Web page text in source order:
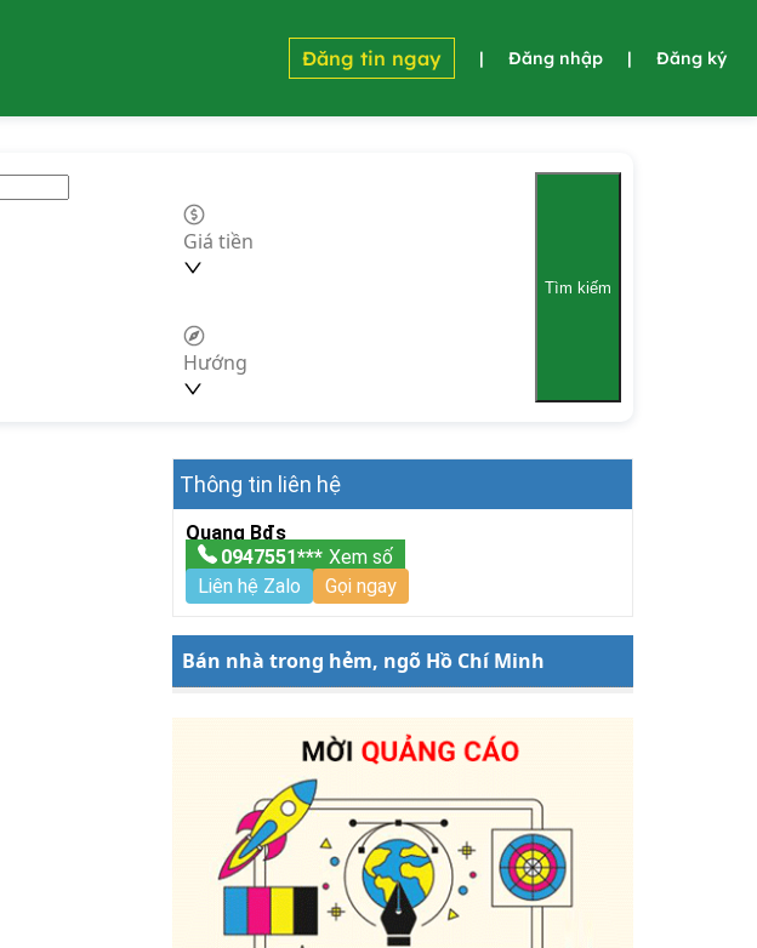
Đăng tin ngay | Đăng nhập | Đăng ký
Giá tiền
Hướng
Tìm kiếm
Thông tin liên hệ
Quang Bđs
0947551*** Xem số
Liên hệ Zalo
Gọi ngay
Bán nhà trong hẻm, ngõ Hồ Chí Minh